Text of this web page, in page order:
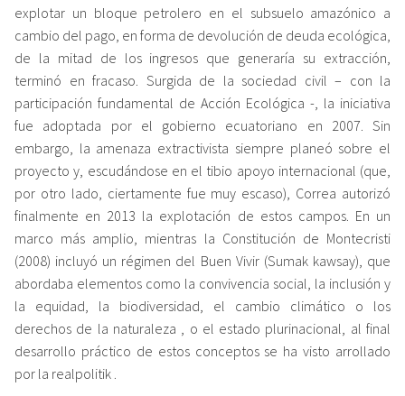
explotar un bloque petrolero en el subsuelo amazónico a
cambio del pago, en forma de devolución de deuda ecológica,
de la mitad de los ingresos que generaría su extracción,
terminó en fracaso. Surgida de la sociedad civil – con la
participación fundamental de Acción Ecológica -, la iniciativa
fue adoptada por el gobierno ecuatoriano en 2007. Sin
embargo, la amenaza extractivista siempre planeó sobre el
proyecto y, escudándose en el tibio apoyo internacional (que,
por otro lado, ciertamente fue muy escaso), Correa autorizó
finalmente en 2013 la explotación de estos campos. En un
marco más amplio, mientras la Constitución de Montecristi
(2008) incluyó un régimen del Buen Vivir (Sumak kawsay), que
abordaba elementos como la convivencia social, la inclusión y
la equidad, la biodiversidad, el cambio climático o los
derechos de la naturaleza , o el estado plurinacional, al final
desarrollo práctico de estos conceptos se ha visto arrollado
por la realpolitik